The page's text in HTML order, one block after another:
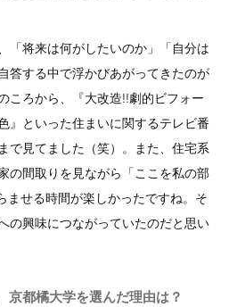
「将来は何がしたいのか」「自分は
答する中で浮かびあがってきたのが
ころから、『大改造!!劇的ビフォー
』といった住まいに関するテレビ番
で見てました（笑）。また、住宅系
の間取りを見ながら「ここを私の部
ませる時間が楽しかったですね。そ
の興味につながっていたのだと思い
京都橘大学を選んだ理由は？